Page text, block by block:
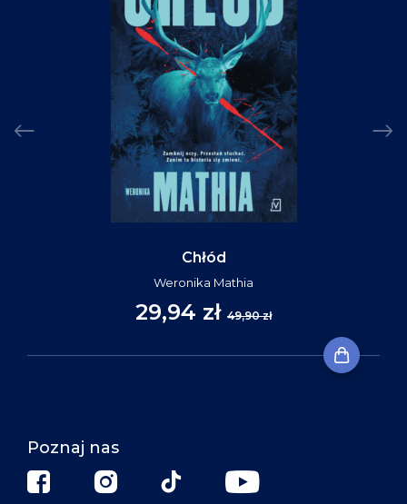
Chłód
Weronika Mathia
29,94 zł 49,90 zł
Poznaj nas